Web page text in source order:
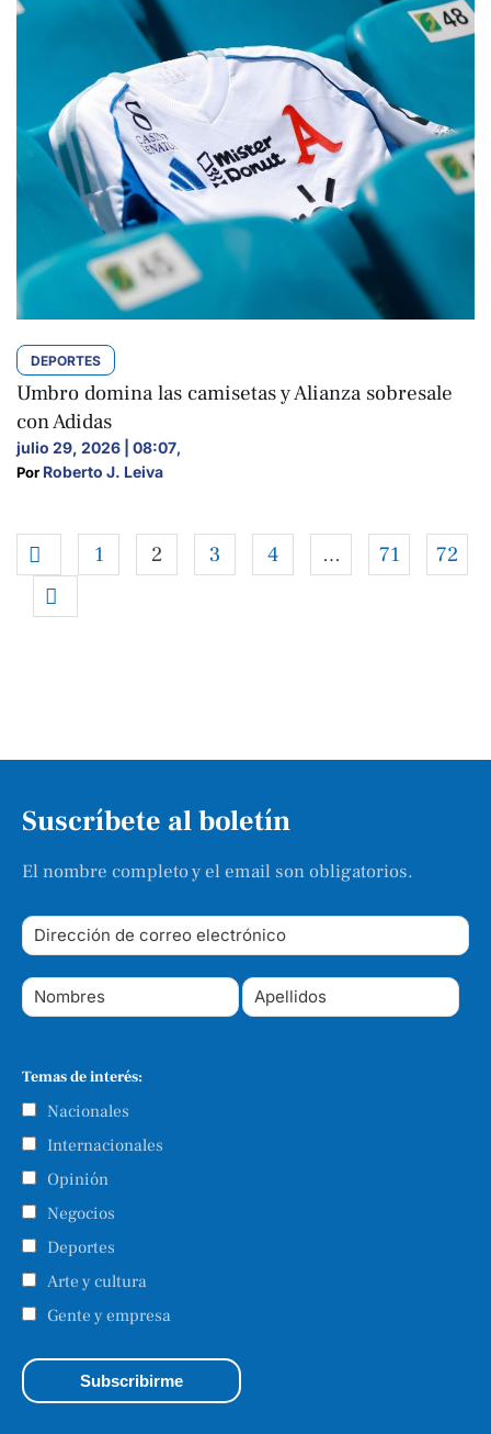
DEPORTES
Umbro domina las camisetas y Alianza sobresale
con Adidas
julio 29, 2026 | 08:07,
Por Roberto J. Leiva
1 2 3 4 … 71 72
Suscríbete al boletín
El nombre completo y el email son obligatorios.
Temas de interés:
Nacionales
Internacionales
Opinión
Negocios
Deportes
Arte y cultura
Gente y empresa